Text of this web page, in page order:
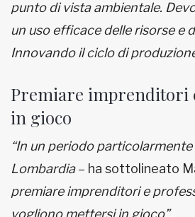
punto di vista ambientale.
un uso efficace delle risorse e
Innovando il ciclo di
Premiare imprenditori
in gioco
“In un periodo
Lombardia– ha sottolineato
premiare imprenditori e
vogliono mettersi in gioco”.